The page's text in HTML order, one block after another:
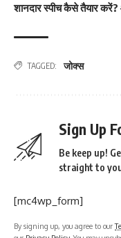
शानदार स्पीच कैसे तैयार
TAGGED: जोक्स
Sign Up
Be keep up!
straight to
[mc4wp_form]
By signing up, you agree to our